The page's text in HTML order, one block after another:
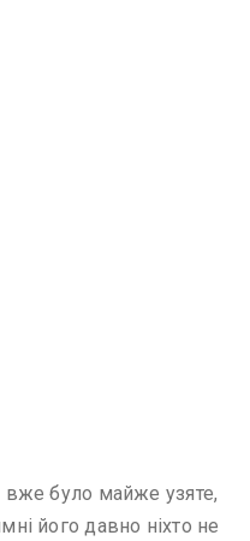
вже було майже узяте,
його давно ніхто не